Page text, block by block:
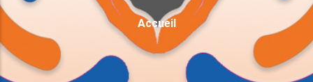
D'Ariane
Accueil